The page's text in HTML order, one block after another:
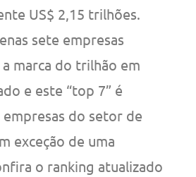
US$ 2,15 trilhões.
sete empresas
marca do trilhão em
e este “top 7” é
do setor de
exceção de uma
o ranking atualizado